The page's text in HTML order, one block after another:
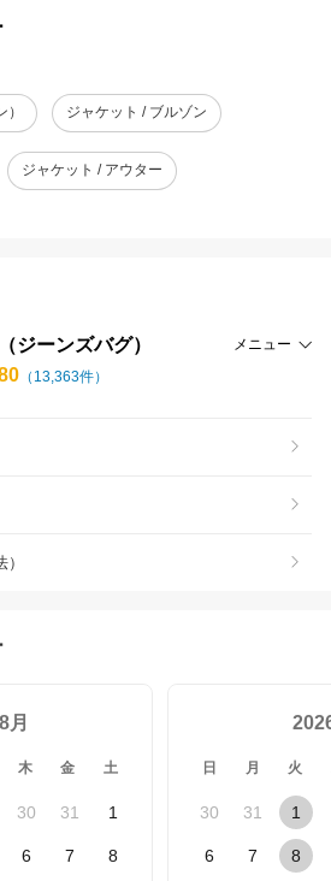
ジャケット / ブルゾン
ジャケット / アウター
ジーンズバグ） メニュー
（ 13,363件）
月
木 金 土
30 31 1
6 7 8
日 月 火
30 31 1
6 7 8